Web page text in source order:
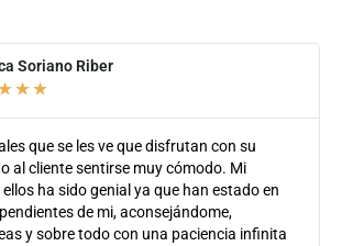
Soriano Riber
★★
que se les ve que disfrutan con su
al cliente sentirse muy cómodo. Mi
ha sido genial ya que han estado en
de mi, aconsejándome,
y sobre todo con una paciencia infinita